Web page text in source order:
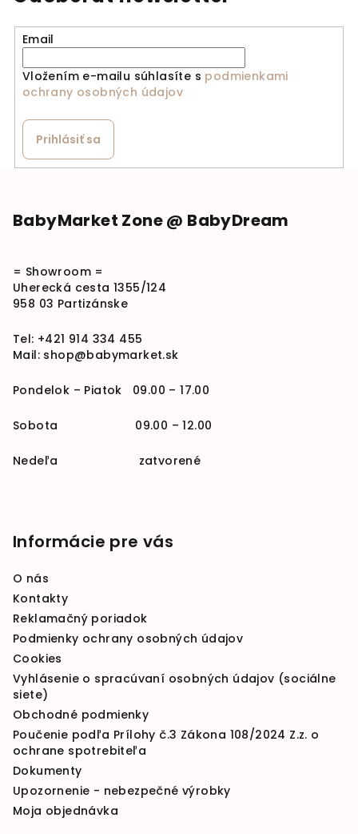
Email
Vložením e-mailu súhlasíte s podmienkami
ochrany osobných údajov
Prihlásiť sa
BabyMarket Zone @ BabyDream
= Showroom =
Uherecká cesta 1355/124
958 03 Partizánske
Tel: +421 914 334 455
Mail: shop@babymarket.sk
Pondelok – Piatok 09.00 – 17.00
Sobota 09.00 – 12.00
Nedeľa zatvorené
Informácie pre vás
O nás
Kontakty
Reklamačný poriadok
Podmienky ochrany osobných údajov
Cookies
Vyhlásenie o spracúvaní osobných údajov (sociálne
siete)
Obchodné podmienky
Poučenie podľa Prílohy č.3 Zákona 108/2024 Z.z. o
ochrane spotrebiteľa
Dokumenty
Upozornenie - nebezpečné výrobky
Moja objednávka